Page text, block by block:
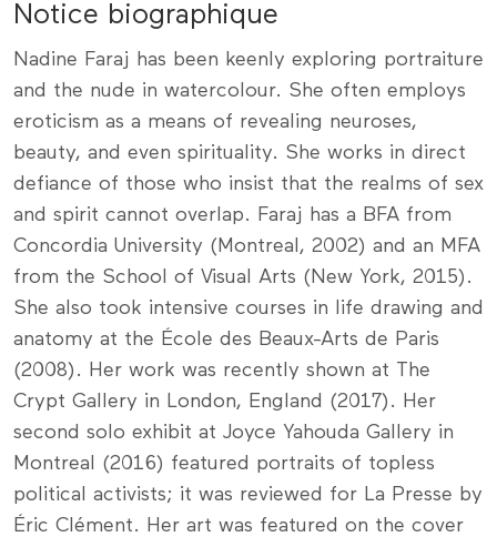
Notice biographique
Nadine Faraj has been keenly exploring portraiture
and the nude in watercolour. She often employs
eroticism as a means of revealing neuroses,
beauty, and even spirituality. She works in direct
defiance of those who insist that the realms of sex
and spirit cannot overlap. Faraj has a BFA from
Concordia University (Montreal, 2002) and an MFA
from the School of Visual Arts (New York, 2015).
She also took intensive courses in life drawing and
anatomy at the École des Beaux-Arts de Paris
(2008). Her work was recently shown at The
Crypt Gallery in London, England (2017). Her
second solo exhibit at Joyce Yahouda Gallery in
Montreal (2016) featured portraits of topless
political activists; it was reviewed for La Presse by
Éric Clément. Her art was featured on the cover